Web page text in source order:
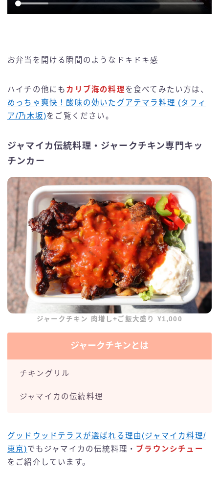
お弁当を開ける瞬間のようなドキドキ感
ハイチの他にも カリブ海の料理を食べてみたい方は、
めっちゃ爽快！酸味の効いたグアテマラ料理 (タフィ
ア/乃木坂)をご覧ください。
ジャマイカ伝統料理・ジャークチキン専門キッ
チンカー
ジャークチキン 肉増し+ご飯大盛り ¥1,000
ジャークチキンとは
チキングリル
ジャマイカの伝統料理
グッドウッドテラスが選ばれる理由(ジャマイカ料理/
東京)でもジャマイカの伝統料理・ ブラウンシチュー
をご紹介しています。